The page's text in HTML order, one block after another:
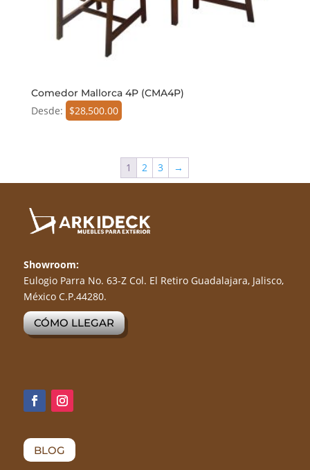
Comedor Mallorca 4P (CMA4P)
Desde: $28,500.00
1 2 3 →
Showroom:
Eulogio Parra No. 63-Z Col. El Retiro Guadalajara, Jalisco,
México C.P.44280.
CÓMO LLEGAR
BLOG